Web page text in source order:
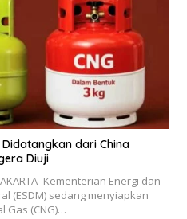
Didatangkan dari China
Diuji
-Kementerian Energi dan
(ESDM) sedang menyiapkan
Gas (CNG)…